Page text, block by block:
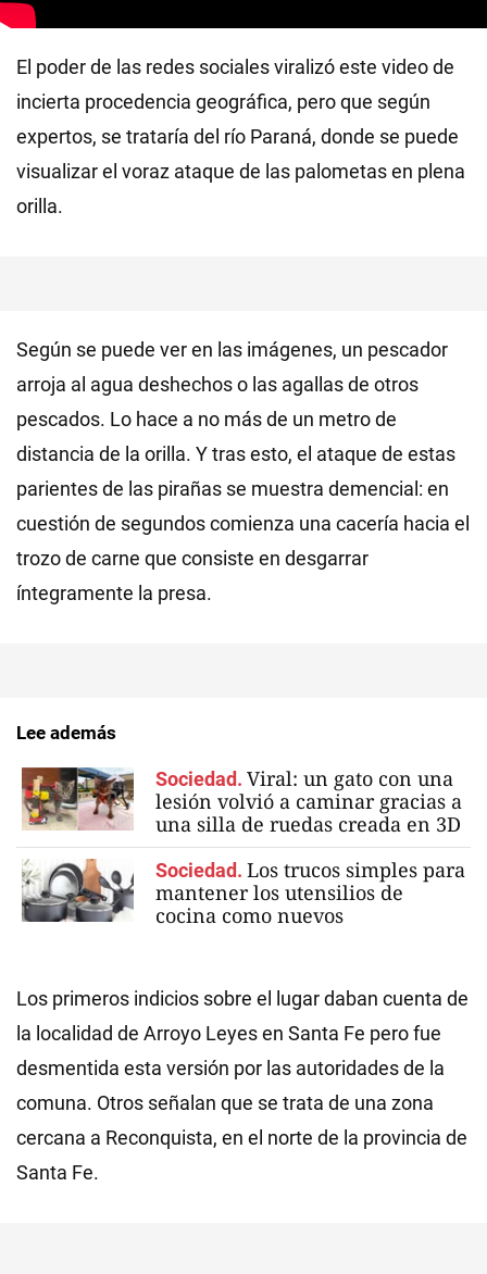
El poder de las redes sociales viralizó este video de
incierta procedencia geográfica, pero que según
expertos, se trataría del río Paraná, donde se puede
visualizar el voraz ataque de las palometas en plena
orilla.
Según se puede ver en las imágenes, un pescador
arroja al agua deshechos o las agallas de otros
pescados. Lo hace a no más de un metro de
distancia de la orilla. Y tras esto, el ataque de estas
parientes de las pirañas se muestra demencial: en
cuestión de segundos comienza una cacería hacia el
trozo de carne que consiste en desgarrar
íntegramente la presa.
Lee además
Sociedad. Viral: un gato con una
lesión volvió a caminar gracias a
una silla de ruedas creada en 3D
Sociedad. Los trucos simples para
mantener los utensilios de
cocina como nuevos
Los primeros indicios sobre el lugar daban cuenta de
la localidad de Arroyo Leyes en Santa Fe pero fue
desmentida esta versión por las autoridades de la
comuna. Otros señalan que se trata de una zona
cercana a Reconquista, en el norte de la provincia de
Santa Fe.